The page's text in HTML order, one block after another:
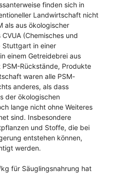
finden sich in
Landwirtschaft nicht
als aus ökologischer
(Chemisches und
Stuttgart in einer
einem Getreidebrei aus
Rückstände, Produkte
waren alle PSM-
anderes, als dass
der ökologischen
lange nicht ohne Weiteres
sind. Insbesondere
und Stoffe, die bei
entstehen können,
werden.
für Säuglingsnahrung hat